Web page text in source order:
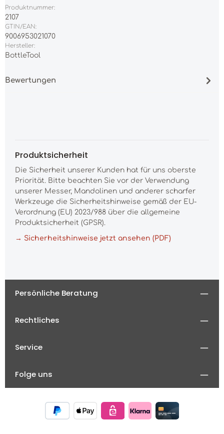
Produktnummer:
2107
GTIN/EAN:
9006953021070
Hersteller:
BottleTool
Bewertungen
Produktsicherheit
Die Sicherheit unserer Kunden hat für uns oberste
Priorität. Bitte beachten Sie vor der Verwendung
unserer Messer, Mandolinen und anderer scharfer
Werkzeuge die Sicherheitshinweise gemäß der EU-
Verordnung (EU) 2023/988 über die allgemeine
Produktsicherheit (GPSR).
→ Sicherheitshinweise jetzt ansehen (PDF)
Persönliche Beratung
Rechtliches
Service
Folge uns